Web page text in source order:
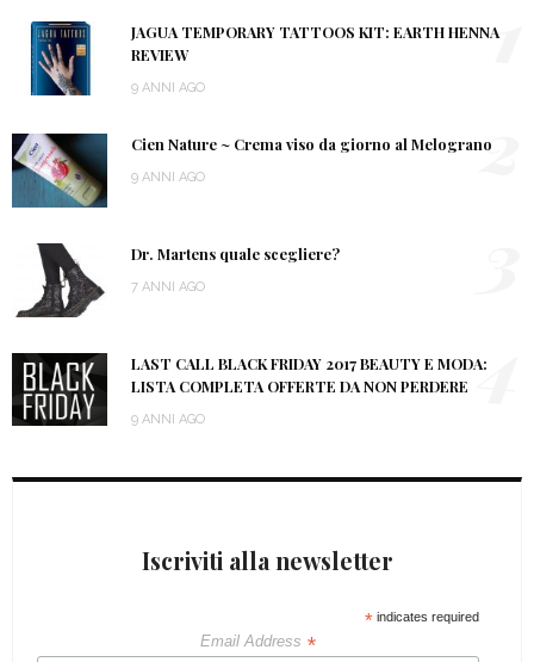
JAGUA TEMPORARY TATTOOS KIT: EARTH HENNA
REVIEW
9 ANNI AGO
1
Cien Nature ~ Crema viso da giorno al Melograno
9 ANNI AGO 2
Dr. Martens quale scegliere?
7 ANNI AGO
LAST CALL BLACK FRIDAY 2017 BEAUTY E MODA:
LISTA COMPLETA OFFERTE DA NON PERDERE
9 ANNI AGO
4
Iscriviti alla newsletter
*indicates required
Email Address *